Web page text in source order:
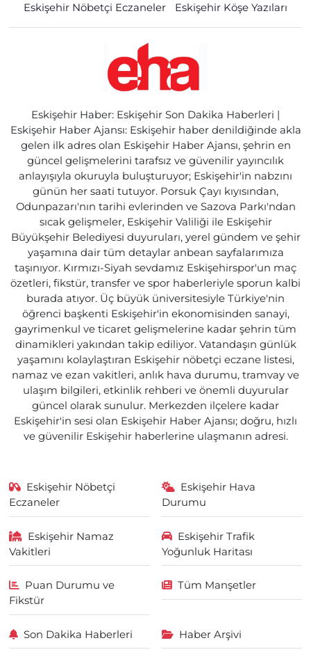
Eskişehir Nöbetçi Eczaneler
Eskişehir Köşe Yazıları
Eskişehir Haber: Eskişehir Son Dakika Haberleri |
Eskişehir Haber Ajansı: Eskişehir haber denildiğinde akla
gelen ilk adres olan Eskişehir Haber Ajansı, şehrin en
güncel gelişmelerini tarafsız ve güvenilir yayıncılık
anlayışıyla okuruyla buluşturuyor; Eskişehir'in nabzını
günün her saati tutuyor. Porsuk Çayı kıyısından,
Odunpazarı'nın tarihi evlerinden ve Sazova Parkı'ndan
sıcak gelişmeler, Eskişehir Valiliği ile Eskişehir
Büyükşehir Belediyesi duyuruları, yerel gündem ve şehir
yaşamına dair tüm detaylar anbean sayfalarımıza
taşınıyor. Kırmızı-Siyah sevdamız Eskişehirspor'un maç
özetleri, fikstür, transfer ve spor haberleriyle sporun kalbi
burada atıyor. Üç büyük üniversitesiyle Türkiye'nin
öğrenci başkenti Eskişehir'in ekonomisinden sanayi,
gayrimenkul ve ticaret gelişmelerine kadar şehrin tüm
dinamikleri yakından takip ediliyor. Vatandaşın günlük
yaşamını kolaylaştıran Eskişehir nöbetçi eczane listesi,
namaz ve ezan vakitleri, anlık hava durumu, tramvay ve
ulaşım bilgileri, etkinlik rehberi ve önemli duyurular
güncel olarak sunulur. Merkezden ilçelere kadar
Eskişehir'in sesi olan Eskişehir Haber Ajansı; doğru, hızlı
ve güvenilir Eskişehir haberlerine ulaşmanın adresi.
Eskişehir Nöbetçi
Eczaneler
Eskişehir Hava
Durumu
Eskişehir Namaz
Vakitleri
Eskişehir Trafik
Yoğunluk Haritası
Puan Durumu ve
Fikstür
Tüm Manşetler
Son Dakika Haberleri Haber Arşivi